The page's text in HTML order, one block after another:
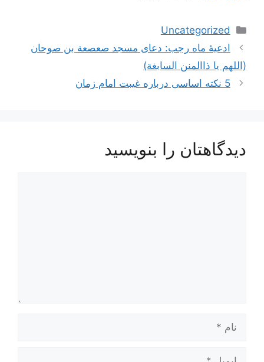
دسته‌ها
Uncategorized
ناوبری
نوشته‌ها
ادعیۀ ماه رجب: دعای مسجد صعصعة بن صوحان
(اللهم یا ذاالمنن السابغة)
5 نکته اساسی درباره غیبت امام زمان
دیدگاهتان را بنویسید